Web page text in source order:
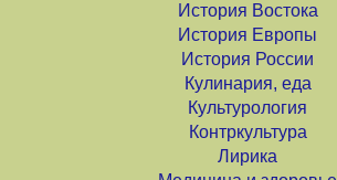
История Востока
История Европы
История России
Кулинария, еда
Культурология
Контркультура
Лирика